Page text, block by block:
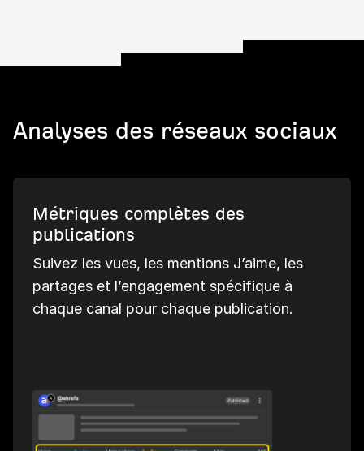
Analyses des réseaux sociaux
Métriques complètes des
publications
Suivez les vues, les mentions J’aime, les
partages et l’engagement spécifique à
chaque canal pour chaque publication.